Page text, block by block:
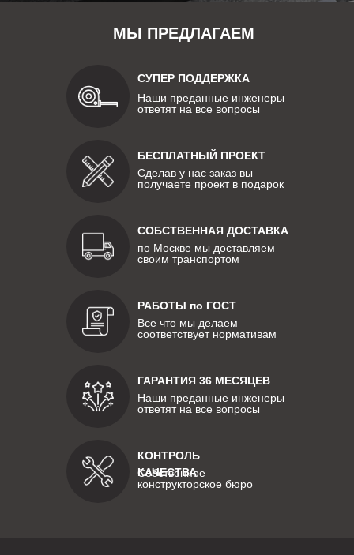
МЫ ПРЕДЛАГАЕМ
СУПЕР ПОДДЕРЖКА
Наши преданные инженеры
ответят на все вопросы
БЕСПЛАТНЫЙ ПРОЕКТ
Сделав у нас заказ вы
получаете проект в подарок
СОБСТВЕННАЯ ДОСТАВКА
по Москве мы доставляем
своим транспортом
РАБОТЫ по ГОСТ
Все что мы делаем
соответствует нормативам
КОНТРОЛЬ
КАЧЕСТВА
Собственное
конструкторское бюро
ГАРАНТИЯ 36 МЕСЯЦЕВ
Наши преданные инженеры
ответят на все вопросы